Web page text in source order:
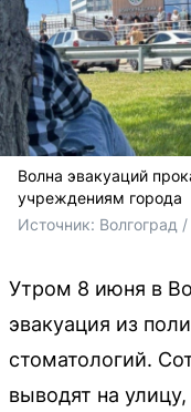
Волна эвакуаций
учреждениям города
Источник: Волгоград
Утром 8 июня в
эвакуация из
стоматологий.
выводят на